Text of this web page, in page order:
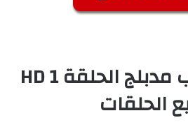
ابطال الملاعب مدبلج الحلقة 1 HD
الحلقات